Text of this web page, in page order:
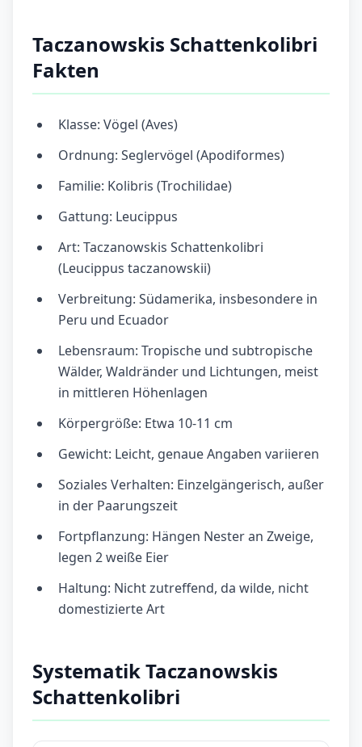
Taczanowskis Schattenkolibri
Fakten
Klasse: Vögel (Aves)
Ordnung: Seglervögel (Apodiformes)
Familie: Kolibris (Trochilidae)
Gattung: Leucippus
Art: Taczanowskis Schattenkolibri
(Leucippus taczanowskii)
Verbreitung: Südamerika, insbesondere in
Peru und Ecuador
Lebensraum: Tropische und subtropische
Wälder, Waldränder und Lichtungen, meist
in mittleren Höhenlagen
Körpergröße: Etwa 10-11 cm
Gewicht: Leicht, genaue Angaben variieren
Soziales Verhalten: Einzelgängerisch, außer
in der Paarungszeit
Fortpflanzung: Hängen Nester an Zweige,
legen 2 weiße Eier
Haltung: Nicht zutreffend, da wilde, nicht
domestizierte Art
Systematik Taczanowskis
Schattenkolibri